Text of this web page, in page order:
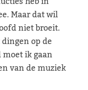
Maar dat wil
niet broeit.
op de
ik gaan
van de muziek